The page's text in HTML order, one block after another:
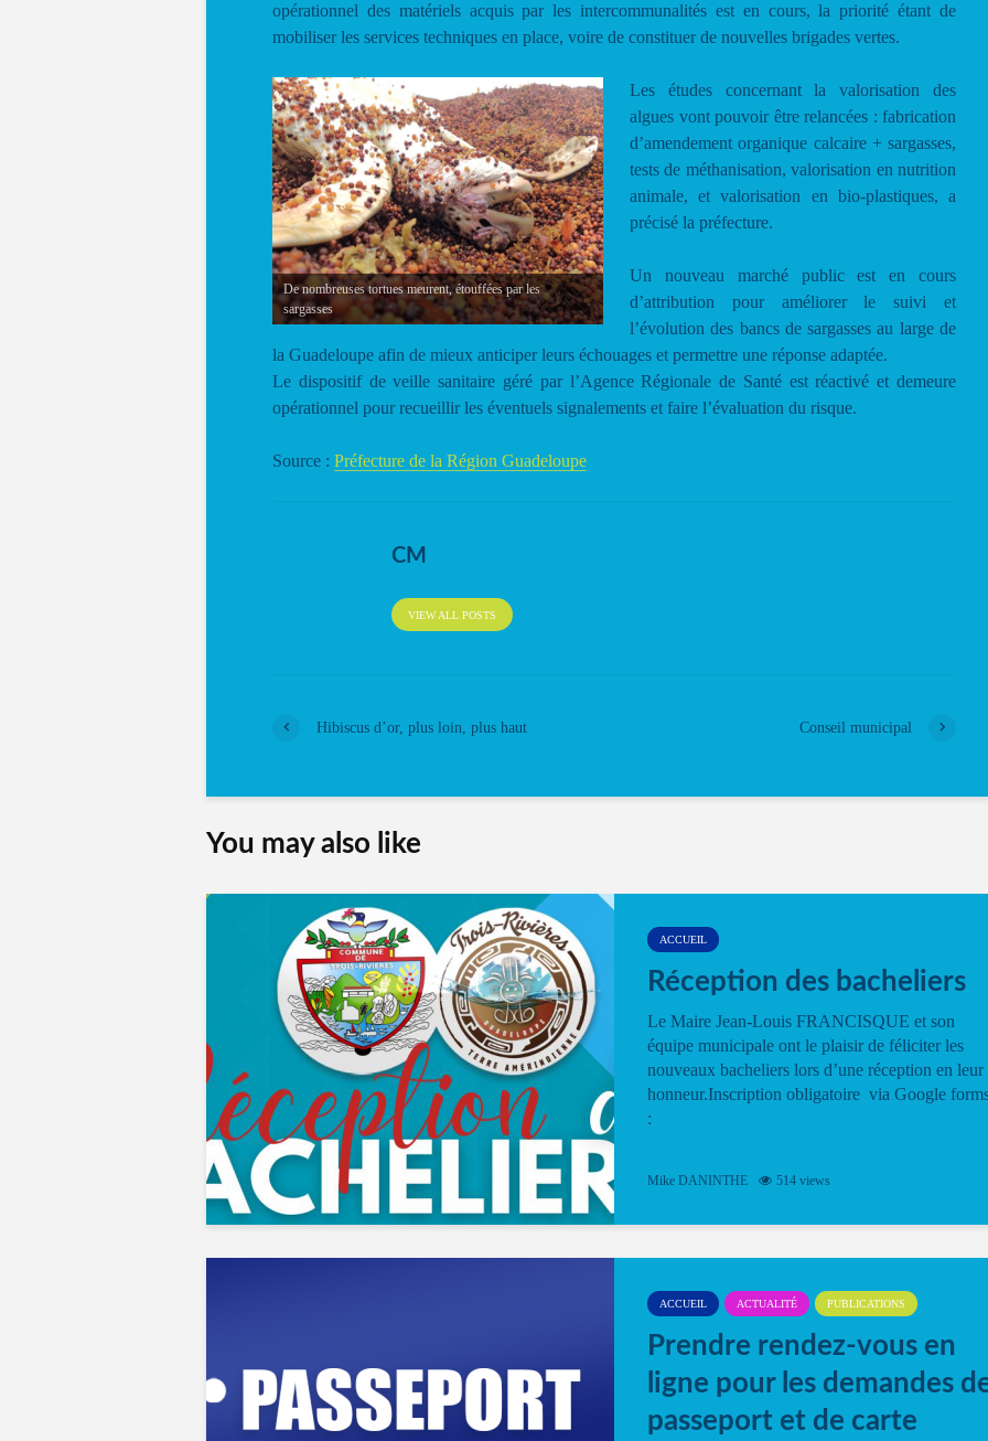
opérationnel des matériels acquis par les intercommunalités est en cours, la priorité étant de
mobiliser les services techniques en place, voire de constituer de nouvelles brigades vertes.
De nombreuses tortues meurent, étouffées par les
sargasses
Les études concernant la valorisation des
algues vont pouvoir être relancées : fabrication
d’amendement organique calcaire + sargasses,
tests de méthanisation, valorisation en nutrition
animale, et valorisation en bio-plastiques, a
précisé la préfecture.
Un nouveau marché public est en cours
d’attribution pour améliorer le suivi et
l’évolution des bancs de sargasses au large de
la Guadeloupe afin de mieux anticiper leurs échouages et permettre une réponse adaptée.
Le dispositif de veille sanitaire géré par l’Agence Régionale de Santé est réactivé et demeure
opérationnel pour recueillir les éventuels signalements et faire l’évaluation du risque.
Source : Préfecture de la Région Guadeloupe
CM
VIEW ALL POSTS
Hibiscus d’or, plus loin, plus haut Conseil municipal
You may also like
ACCUEIL
Réception des bacheliers
Le Maire Jean-Louis FRANCISQUE et son
équipe municipale ont le plaisir de féliciter les
nouveaux bacheliers lors d’une réception en leur
honneur.Inscription obligatoire via Google
:
Mike DANINTHE 514 views
ACCUEIL ACTUALITÉ PUBLICATIONS
Prendre rendez-vous en
ligne pour les demandes
passeport et de carte